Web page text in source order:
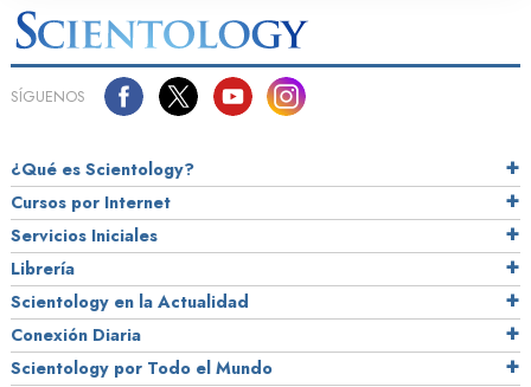
SÍGUENOS
¿Qué es Scientology?
Cursos por Internet
Servicios Iniciales
Librería
Scientology en la Actualidad
Conexión Diaria
Scientology por Todo el Mundo